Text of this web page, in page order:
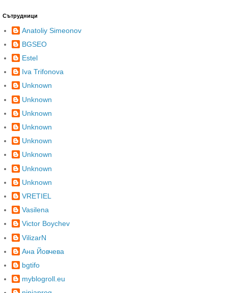
Сътрудници
Anatoliy Simeonov
BGSEO
Estel
Iva Trifonova
Unknown
Unknown
Unknown
Unknown
Unknown
Unknown
Unknown
Unknown
VRETIEL
Vasilena
Victor Boychev
VilizarN
Ана Йовчева
bgtifo
myblogroll.eu